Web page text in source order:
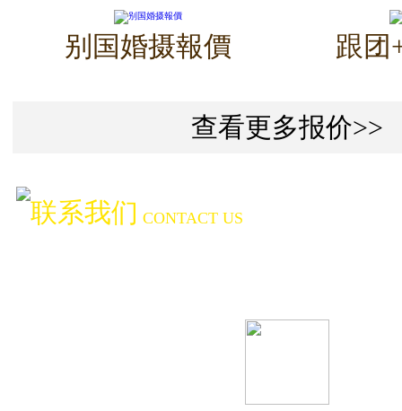
别国婚摄報價 跟团
查看更多报价>>
联系我们 CONTACT US